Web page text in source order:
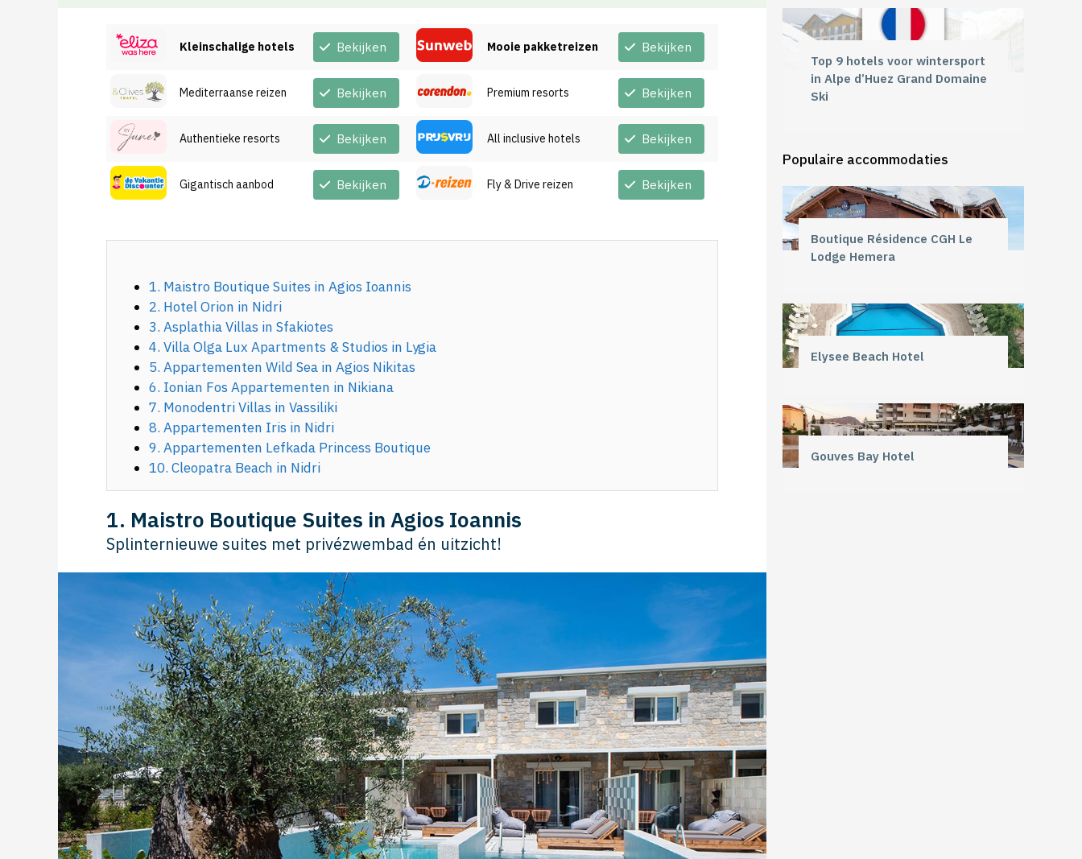
Kleinschalige hotels Bekijken
Mediterraanse reizen Bekijken
Authentieke resorts Bekijken
Gigantisch aanbod Bekijken
Mooie pakketreizen Bekijken
Premium resorts Bekijken
All inclusive hotels Bekijken
Fly & Drive reizen Bekijken
1. Maistro Boutique Suites in Agios Ioannis
2. Hotel Orion in Nidri
3. Asplathia Villas in Sfakiotes
4. Villa Olga Lux Apartments & Studios in Lygia
5. Appartementen Wild Sea in Agios Nikitas
6. Ionian Fos Appartementen in Nikiana
7. Monodentri Villas in Vassiliki
8. Appartementen Iris in Nidri
9. Appartementen Lefkada Princess Boutique
10. Cleopatra Beach in Nidri
1. Maistro Boutique Suites in Agios Ioannis
Splinternieuwe suites met privézwembad én uitzicht!
Top 9 hotels voor wintersport
in Alpe d’Huez Grand Domaine
Ski
Populaire accommodaties
Boutique Résidence CGH Le
Lodge Hemera
Elysee Beach Hotel
Gouves Bay Hotel